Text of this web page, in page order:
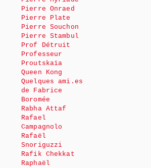
Pierre Onraed
Pierre Plate
Pierre Souchon
Pierre Stambul
Prof Détruit
Professeur
Proutskaïa
Queen Kong
Quelques ami.es
de Fabrice
Boromée
Rabha Attaf
Rafael
Campagnolo
Rafaël
Snoriguzzi
Rafik Chekkat
Raphaël